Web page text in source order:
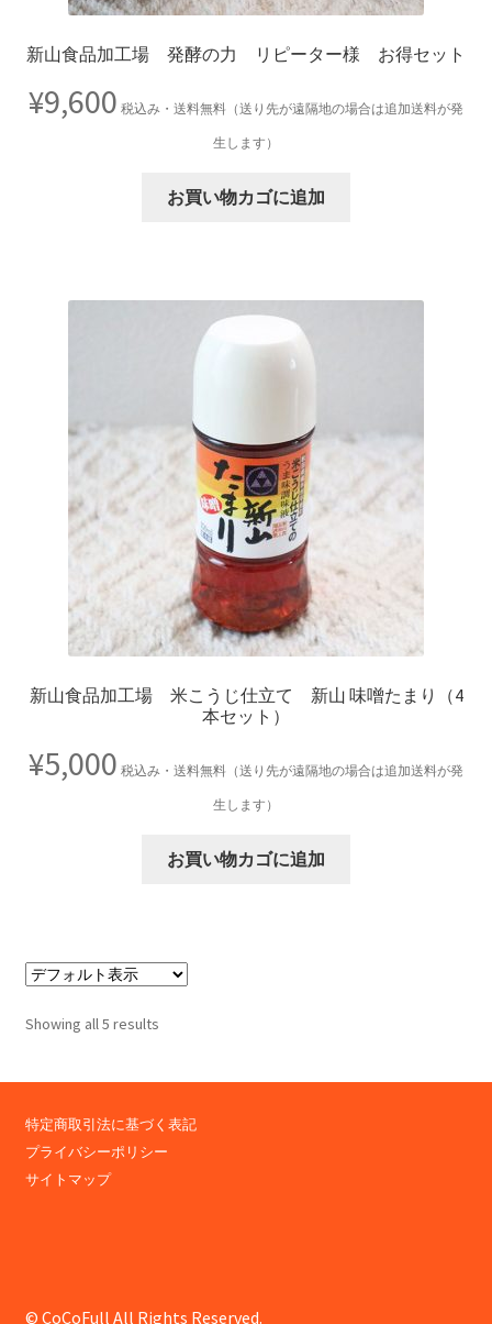
新山食品加工場 発酵の力 リピーター様 お得セット
¥9,600 税込み・送料無料（送り先が遠隔地の場合は追加送料が発
生します）
お買い物カゴに追加
新山食品加工場 米こうじ仕立て 新山 味噌たまり（4
本セット）
¥5,000 税込み・送料無料（送り先が遠隔地の場合は追加送料が発
生します）
お買い物カゴに追加
Showing all 5 results
特定商取引法に基づく表記
プライバシーポリシー
サイトマップ
© CoCoFull All Rights Reserved.